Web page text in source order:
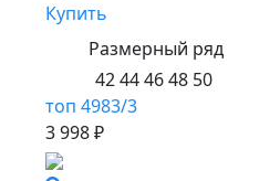
Купить
Размерный ряд
42 44 46 48 50
топ 4983/3
3 998 ₽